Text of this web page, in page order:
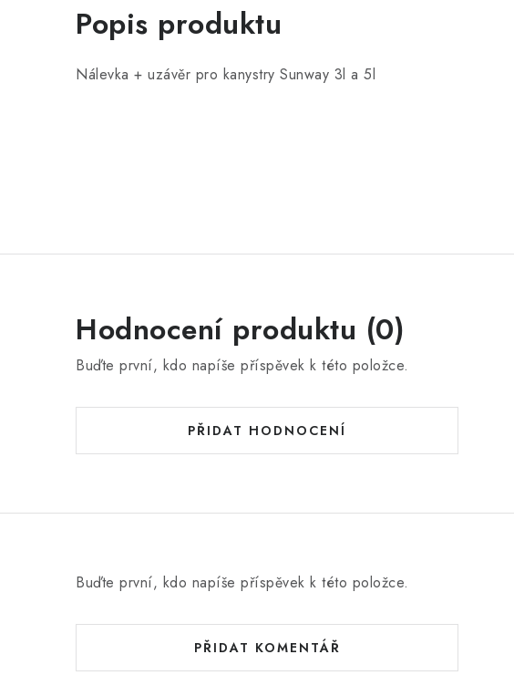
Popis produktu
Nálevka + uzávěr pro kanystry Sunway 3l a 5l
Hodnocení produktu (0)
Buďte první, kdo napíše příspěvek k této položce.
PŘIDAT HODNOCENÍ
Buďte první, kdo napíše příspěvek k této položce.
PŘIDAT KOMENTÁŘ